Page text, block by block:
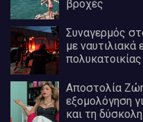
βροχές
Συναγερμός
με ναυτιλιακά
πολυκατοικίας
Αποστολία
εξομολόγηση
και τη